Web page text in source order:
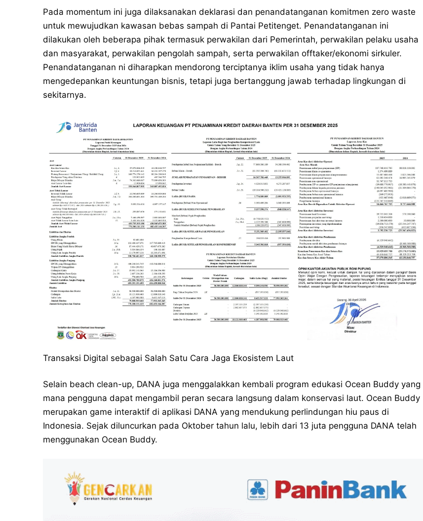
Pada momentum ini juga dilaksanakan deklarasi dan penandatanganan komitmen zero waste
untuk mewujudkan kawasan bebas sampah di Pantai Petitenget. Penandatanganan ini
dilakukan oleh beberapa pihak termasuk perwakilan dari Pemerintah, perwakilan pelaku usaha
dan masyarakat, perwakilan pengolah sampah, serta perwakilan offtaker/ekonomi sirkuler.
Penandatanganan ni diharapkan mendorong terciptanya iklim usaha yang tidak hanya
mengedepankan keuntungan bisnis, tetapi juga bertanggung jawab terhadap lingkungan di
sekitarnya.
Transaksi Digital sebagai Salah Satu Cara Jaga Ekosistem Laut
Selain beach clean-up, DANA juga menggalakkan kembali program edukasi Ocean Buddy yang
mana pengguna dapat mengambil peran secara langsung dalam konservasi laut. Ocean Buddy
merupakan game interaktif di aplikasi DANA yang mendukung perlindungan hiu paus di
Indonesia. Sejak diluncurkan pada Oktober tahun lalu, lebih dari 13 juta pengguna DANA telah
menggunakan Ocean Buddy.